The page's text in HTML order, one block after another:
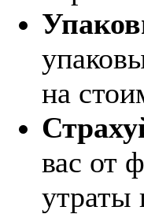
на
вас от
утраты